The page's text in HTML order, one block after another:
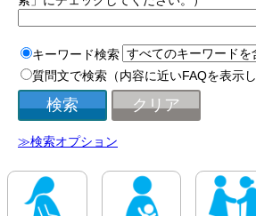
キーワード検索
質問文で検索（内容に近いFAQを表示し
≫検索オプション